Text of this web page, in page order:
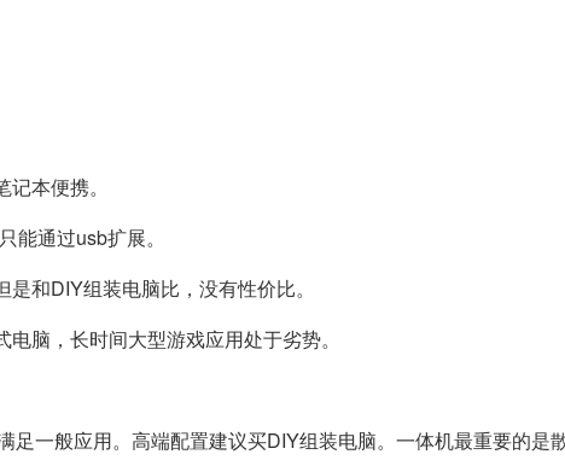
本便携。
能通过usb扩展。
和DIY组装电脑比，没有性价比。
脑，长时间大型游戏应用处于劣势。
足一般应用。高端配置建议买DIY组装电脑。一体机最重要的是